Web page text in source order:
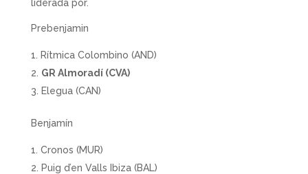
liderada por.
Prebenjamin
Rítmica Colombino (AND)
GR Almoradí (CVA)
Elegua (CAN)
Benjamín
Cronos (MUR)
Puig d’en Valls Ibiza (BAL)